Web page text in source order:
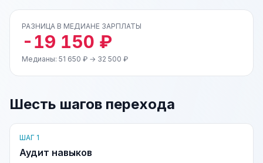
РАЗНИЦА В МЕДИАНЕ ЗАРПЛАТЫ
-19 150 ₽
Медианы: 51 650 ₽ → 32 500 ₽
Шесть шагов перехода
ШАГ 1
Аудит навыков